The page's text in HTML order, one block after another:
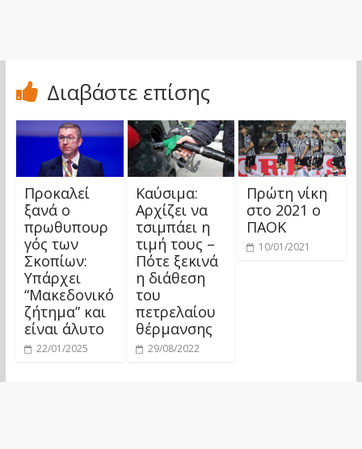
Διαβάστε επίσης
Προκαλεί
ξανά ο
πρωθυπουρ
γός των
Σκοπίων:
Υπάρχει
“Μακεδονικό
ζήτημα” και
είναι άλυτο
22/01/2025
Καύσιμα:
Αρχίζει να
τσιμπάει η
τιμή τους –
Πότε ξεκινά
η διάθεση
του
πετρελαίου
θέρμανσης
29/08/2022
Πρώτη νίκη
στο 2021 ο
ΠΑΟΚ
10/01/2021